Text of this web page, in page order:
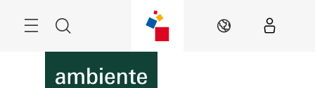
Suche DE